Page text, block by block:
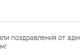
поздравления от